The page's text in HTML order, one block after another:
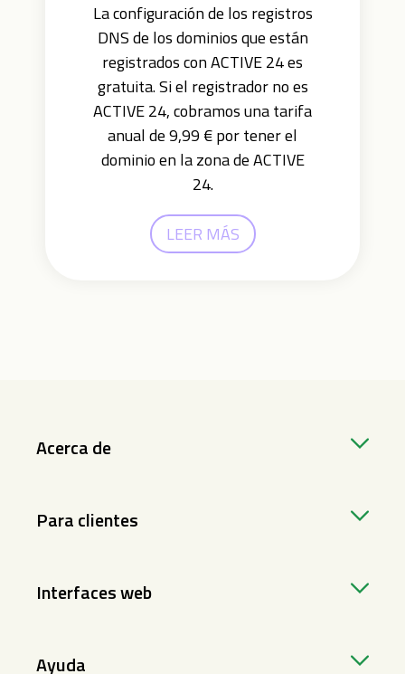
La configuración de los registros
DNS de los dominios que están
registrados con ACTIVE 24 es
gratuita. Si el registrador no es
ACTIVE 24, cobramos una tarifa
anual de 9,99 € por tener el
dominio en la zona de ACTIVE
24.
LEER MÁS
Acerca de
Para clientes
Interfaces web
Ayuda